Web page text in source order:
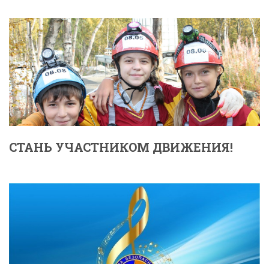
СТАНЬ УЧАСТНИКОМ ДВИЖЕНИЯ!